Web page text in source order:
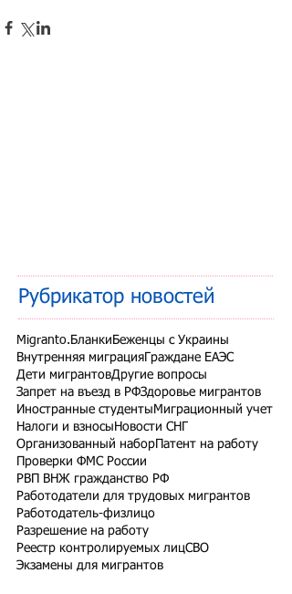
Рубрикатор новостей
Migranto.Бланки Беженцы с Украины
Внутренняя миграция Граждане ЕАЭС
Дети мигрантовДругие вопросы
Запрет на въезд в РФЗдоровье мигрантов
Иностранные студенты Миграционный учет
Налоги и взносы Новости СНГ
Организованный набор Патент на работу
Проверки ФМС России
РВП ВНЖ гражданство РФ
Работодатели для трудовых мигрантов
Работодатель-физлицо
Разрешение на работу
Реестр контролируемых лицСВО
Экзамены для мигрантов